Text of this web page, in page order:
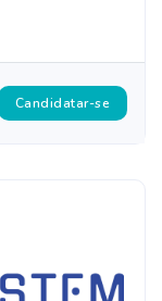
Candidatar-se